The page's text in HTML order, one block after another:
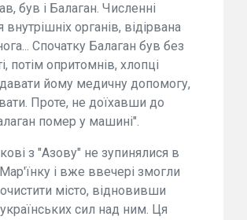
був і Балаган. Численні
внутрішніх органів, відірвана
Спочатку Балаган був без
потім опритомнів, хлопці
йому медичну допомогу,
Проте, не доїхавши до
помер у машині".
з "Азову" не зупинялися в
і вже ввечері змогли
місто, відновивши
сил над ним. Ця